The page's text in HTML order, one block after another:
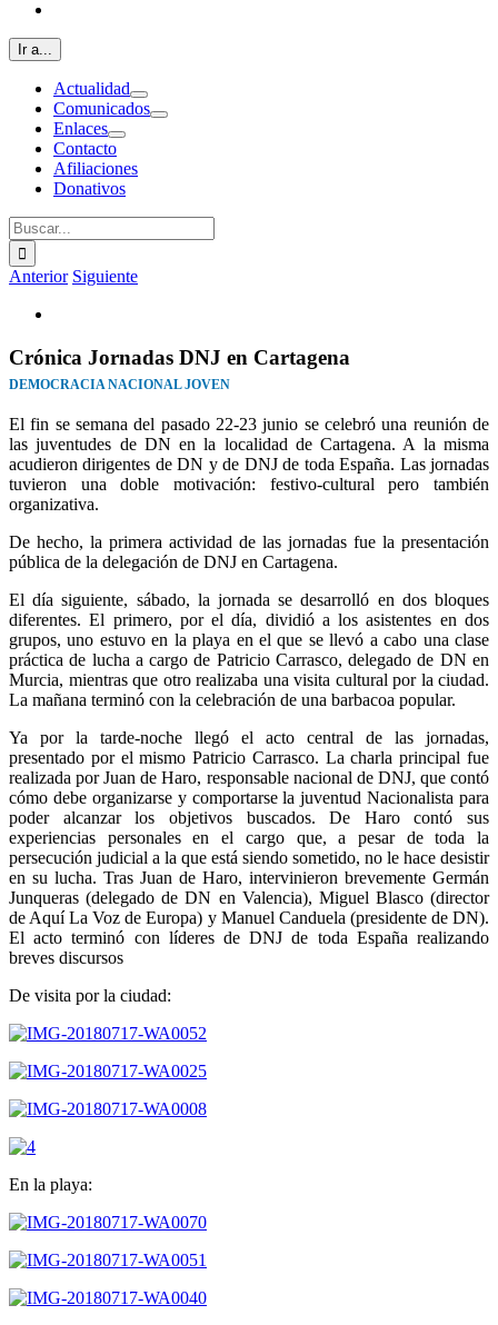
Ir a...
Actualidad
Comunicados
Enlaces
Contacto
Afiliaciones
Donativos
Buscar:
Anterior Siguiente
más
Crónica Jornadas DNJ en Cartagena
DEMOCRACIA NACIONAL JOVEN
El fin se semana del pasado 22-23 junio se celebró una reunión de
las juventudes de DN en la localidad de Cartagena. A la misma
acudieron dirigentes de DN y de DNJ de toda España. Las jornadas
tuvieron una doble motivación: festivo-cultural pero también
organizativa.
De hecho, la primera actividad de las jornadas fue la presentación
pública de la delegación de DNJ en Cartagena.
El día siguiente, sábado, la jornada se desarrolló en dos bloques
diferentes. El primero, por el día, dividió a los asistentes en dos
grupos, uno estuvo en la playa en el que se llevó a cabo una clase
práctica de lucha a cargo de Patricio Carrasco, delegado de DN en
Murcia, mientras que otro realizaba una visita cultural por la ciudad.
La mañana terminó con la celebración de una barbacoa popular.
Ya por la tarde-noche llegó el acto central de las jornadas,
presentado por el mismo Patricio Carrasco. La charla principal fue
realizada por Juan de Haro, responsable nacional de DNJ, que contó
cómo debe organizarse y comportarse la juventud Nacionalista para
poder alcanzar los objetivos buscados. De Haro contó sus
experiencias personales en el cargo que, a pesar de toda la
persecución judicial a la que está siendo sometido, no le hace desistir
en su lucha. Tras Juan de Haro, intervinieron brevemente Germán
Junqueras (delegado de DN en Valencia), Miguel Blasco (director
de Aquí La Voz de Europa) y Manuel Canduela (presidente de DN).
El acto terminó con líderes de DNJ de toda España realizando
breves discursos
De visita por la ciudad:
En la playa: